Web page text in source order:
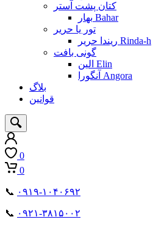
کتان پشت آستر
بهار Bahar
تور یا حریر
ریندا حریر Rinda-h
گونی بافت
الین Elin
آنگورا Angora
بلاگ
قوانین
0
0
📞 ۰۹۱۹-۱۰۴۰۶۹۲
📞 ۰۹۲۱-۳۸۱۵۰۰۲